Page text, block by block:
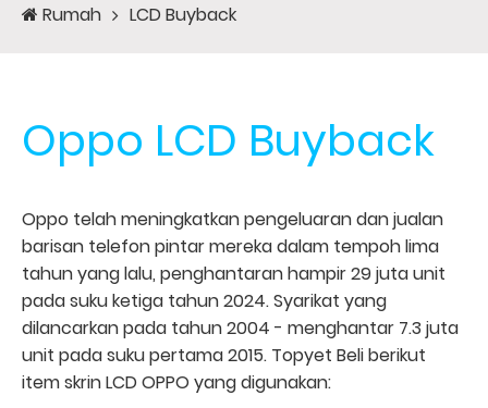
Rumah LCD Buyback
Oppo LCD Buyback
Oppo telah meningkatkan pengeluaran dan jualan
barisan telefon pintar mereka dalam tempoh lima
tahun yang lalu, penghantaran hampir 29 juta unit
pada suku ketiga tahun 2024. Syarikat yang
dilancarkan pada tahun 2004 - menghantar 7.3 juta
unit pada suku pertama 2015. Topyet Beli berikut
item skrin LCD OPPO yang digunakan: